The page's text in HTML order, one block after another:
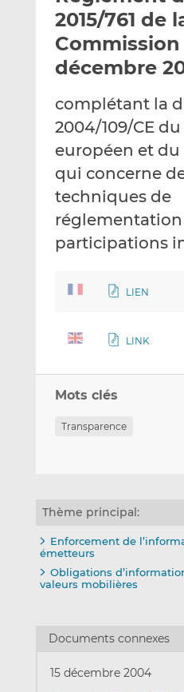
e
r
p
a
e
m
i
l
g
e
r
s
r
L
n
k
d
n
r
2015/761 de
Commission
décembre
complétant la
2004/109/CE
européen et du
qui concerne
techniques de
participations
LIEN
LINK
Mots clés
Transparence
Thème principal:
Enforcement de
émetteurs
Obligations
valeurs mobilières
Documents connexes
15 décembre 2004